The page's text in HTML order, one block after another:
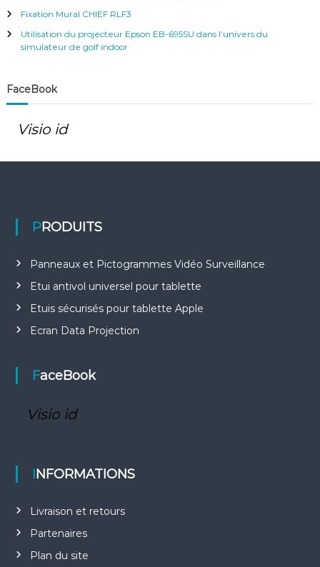
:
Fixation Mural CHIEF RLF3
Utilisation du projecteur Epson EB-695SU dans l’univers du
simulateur de golf indoor
FaceBook
Visio id
PRODUITS
Panneaux et Pictogrammes Vidéo Surveillance
Etui antivol universel pour tablette
Etuis sécurisés pour tablette Apple
Ecran Data Projection
FaceBook
Visio id
INFORMATIONS
Livraison et retours
Partenaires
Plan du site